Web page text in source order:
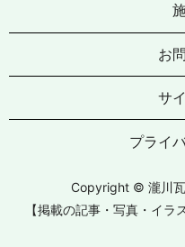
お
サ
プライ
Copyright © 瀧川
【掲載の記事・写真・イラ